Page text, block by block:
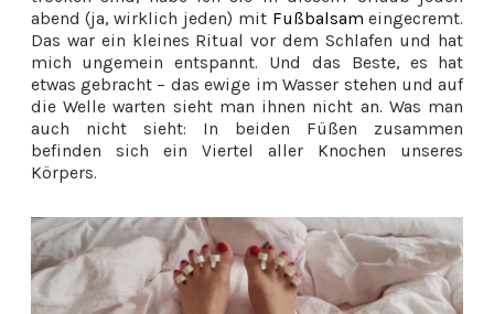
abend (ja, wirklich jeden) mit Fußbalsam eingecremt.
Das war ein kleines Ritual vor dem Schlafen und hat
mich ungemein entspannt. Und das Beste, es hat
etwas gebracht – das ewige im Wasser stehen und auf
die Welle warten sieht man ihnen nicht an. Was man
auch nicht sieht: In beiden Füßen zusammen
befinden sich ein Viertel aller Knochen unseres
Körpers.